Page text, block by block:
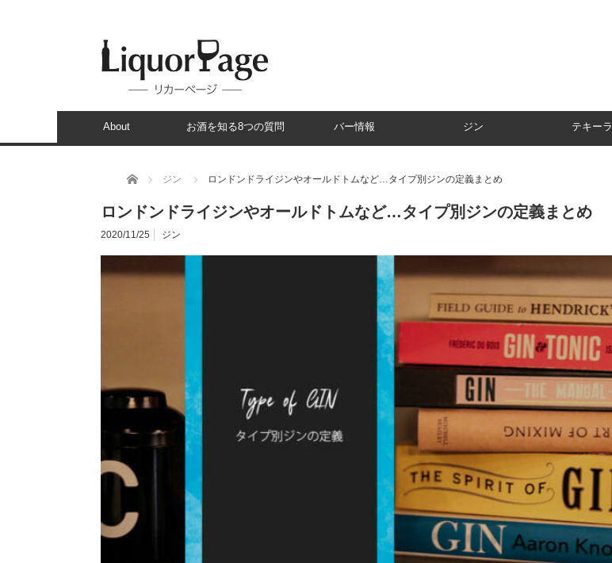
About お酒を知る8つの質問 バー情報 ジン テキーラ
ホーム ジン ロンドンドライジンやオールドトムなど…タイプ別ジンの定義まとめ
ロンドンドライジンやオールドトムなど…タイプ別ジンの定義まとめ
2020/11/25 ジン